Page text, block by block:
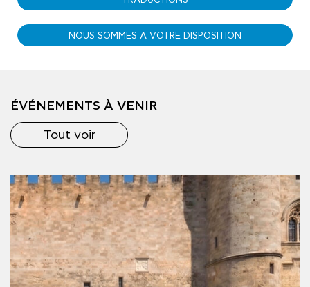
NOUS SOMMES A VOTRE DISPOSITION
ÉVÉNEMENTS À VENIR
Tout voir